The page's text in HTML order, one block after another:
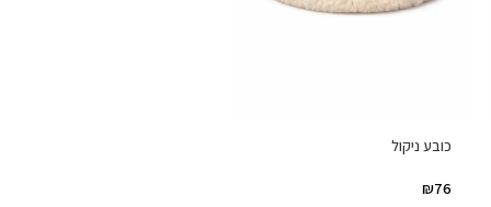
כובע ניקול
₪76